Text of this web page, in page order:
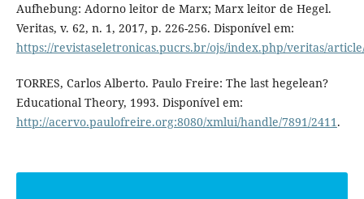
Aufhebung: Adorno leitor de Marx; Marx leitor de Hegel.
Veritas, v. 62, n. 1, 2017, p. 226-256. Disponível em:
https://revistaseletronicas.pucrs.br/ojs/index.php/veritas/
TORRES, Carlos Alberto. Paulo Freire: The last hegelean?
Educational Theory, 1993. Disponível em:
http://acervo.paulofreire.org:8080/xmlui/handle/7891/2411.